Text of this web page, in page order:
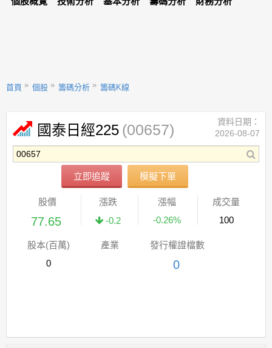
首頁 個股 籌碼分析 籌碼K線
國泰日經225 (00657)
立即追蹤 模擬下單
資料日期：
2026-08-07
股價
77.65
漲跌
-0.2
漲幅
-0.26%
成交量
100
股本(百萬)
0
產業 發行權證檔數
0